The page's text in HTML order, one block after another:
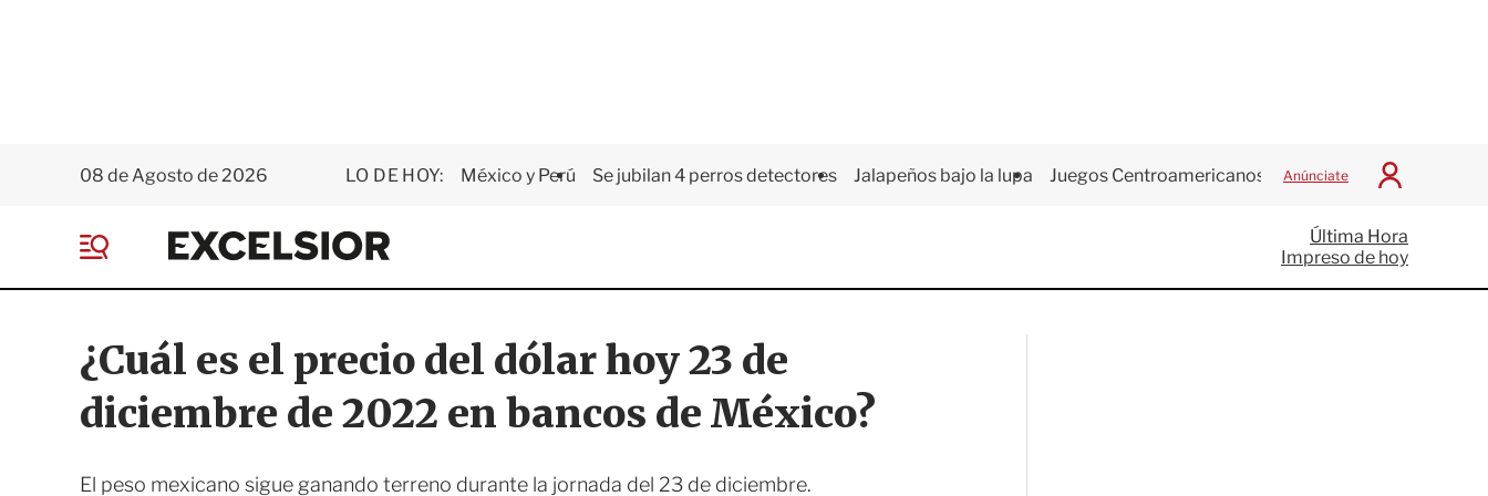
08 de Agosto de 2026 LO DE HOY: México y Perú Se jubilan 4 perros detectores Jalapeños bajo la lupa Juegos Centroamericanos Anúnciate
I
c
i
a
E
x
e
o
r
e
Última Hora
Impreso de hoy
¿Cuál es el precio del dólar hoy 23 de
diciembre de 2022 en bancos de México?
El peso mexicano sigue ganando terreno durante la jornada del 23 de diciembre.